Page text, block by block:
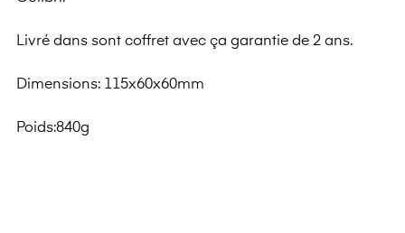
Livré dans sont coffret avec ça garantie de 2 ans.
Dimensions: 115x60x60mm
Poids:840g